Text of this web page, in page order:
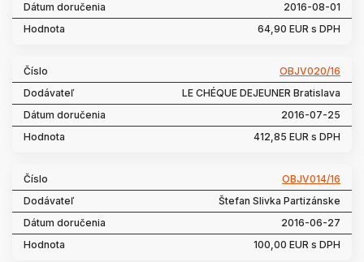
2016-08-01
64,90 EUR s DPH
OBJV020/16
LE CHÉQUE DEJEUNER Bratislava
2016-07-25
412,85 EUR s DPH
OBJV014/16
Štefan Slivka Partizánske
2016-06-27
100,00 EUR s DPH